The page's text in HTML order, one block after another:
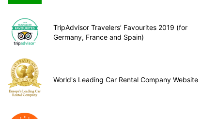
TripAdvisor Travelers’ Favourites 2019 (for
Germany, France and Spain)
World's Leading Car Rental Company Website